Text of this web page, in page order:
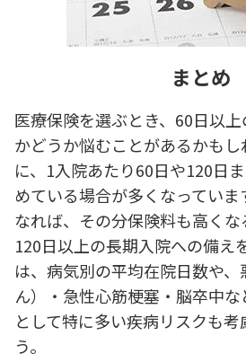
まとめ
医療保険を選ぶとき、60日以
かどうか悩むことがあるかも
に、1入院あたり60日や120日
めている場合が多くなっていま
なれば、その分保険料も高く
120日以上の長期入院への備え
は、病気別の平均在院日数や
ん）・急性心筋梗塞・脳卒中
として特に多い疾病リスクも
う。